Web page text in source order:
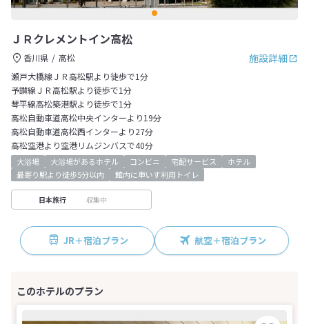
ＪＲクレメントイン高松
施設詳細
香川県
高松
瀬戸大橋線ＪＲ高松駅より徒歩で1分
予讃線ＪＲ高松駅より徒歩で1分
琴平線高松築港駅より徒歩で1分
高松自動車道高松中央インターより19分
高松自動車道高松西インターより27分
高松空港より空港リムジンバスで40分
大浴場 大浴場があるホテル コンビニ 宅配サービス
ホテル
最寄り駅より徒歩5分以内
館内に車いす利用トイレ
日本旅行 収集中
JR＋宿泊プラン 航空＋宿泊プラン